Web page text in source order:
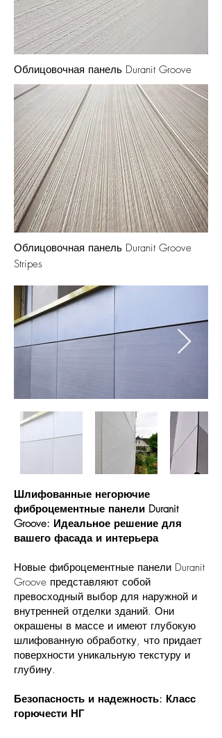
Облицовочная панель Duranit Groove
Облицовочная панель Duranit Groove
Stripes
Шлифованные негорючие
фиброцементные панели Duranit
Groove: Идеальное решение для
вашего фасада и интерьера
Новые фиброцементные панели Duranit
Groove представляют собой
превосходный выбор для наружной и
внутренней отделки зданий. Они
окрашены в массе и имеют глубокую
шлифованную обработку, что придает
поверхности уникальную текстуру и
глубину.
Безопасность и надежность: Класс
горючести НГ